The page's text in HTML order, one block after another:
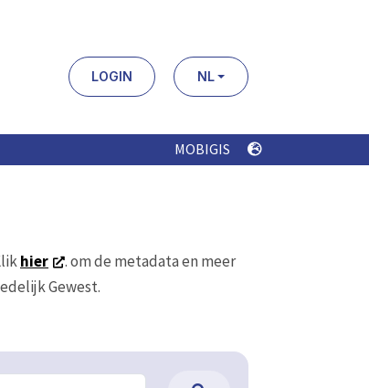
LOGIN NL
MOBIGIS
hier
. om de metadata en meer
Gewest.